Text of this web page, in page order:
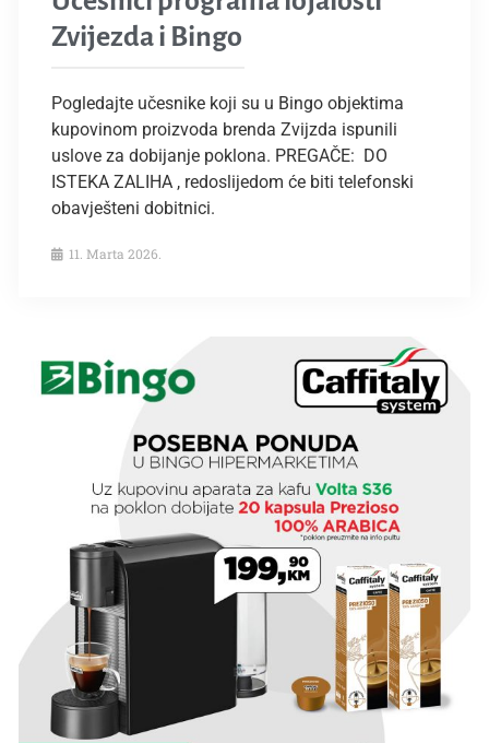
Zvijezda i Bingo
Pogledajte učesnike koji su u Bingo objektima
kupovinom proizvoda brenda Zvijzda ispunili
uslove za dobijanje poklona. PREGAČE: DO
ISTEKA ZALIHA , redoslijedom će biti telefonski
obavješteni dobitnici.
11. Marta 2026.